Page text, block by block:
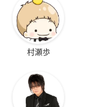
村瀬歩